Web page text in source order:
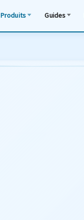
Produits Guides